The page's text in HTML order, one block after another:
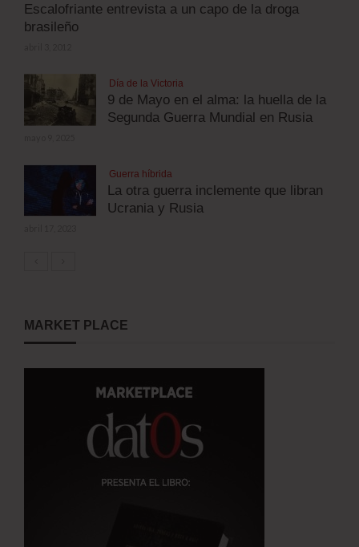
Escalofriante entrevista a un capo de la droga
brasileño
Día de la Victoria
9 de Mayo en el alma: la huella de la
Segunda Guerra Mundial en Rusia
Guerra híbrida
La otra guerra inclemente que libran
Ucrania y Rusia
MARKET PLACE